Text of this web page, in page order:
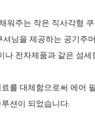
워주는 작은 직사각형
닝을 제공하는 공기주
나 전자제품과 같은 섬
를 대체함으로써 에어
션이 되었습니다.